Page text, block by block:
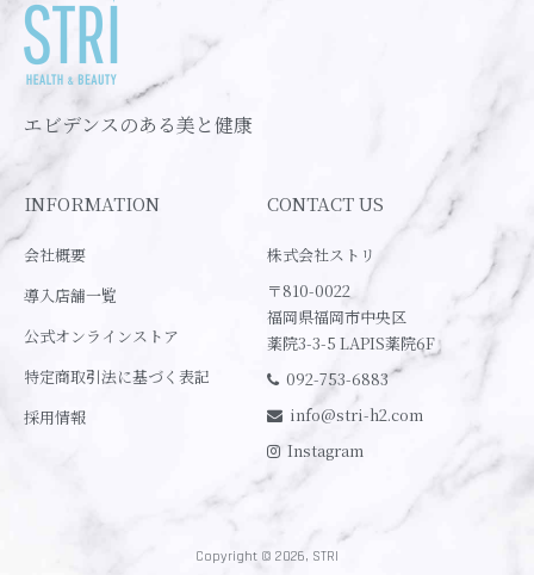
エビデンスのある美と健康
INFORMATION
会社概要
導入店舗一覧
公式オンラインストア
特定商取引法に基づく表記
採用情報
CONTACT US
株式会社ストリ
〒810-0022
福岡県福岡市中央区
薬院3-3-5 LAPIS薬院6F
092-753-6883
info@stri-h2.com
Instagram
Copyright © 2026, STRI